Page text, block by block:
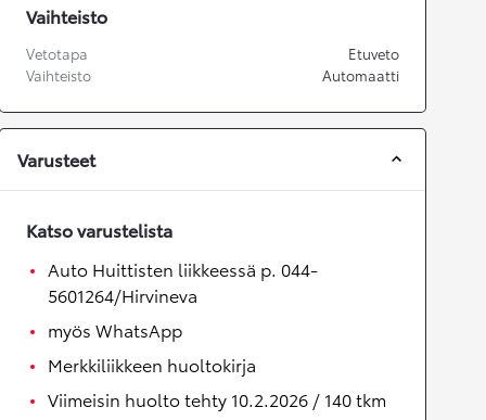
Vaihteisto
Vetotapa
Etuveto
Vaihteisto
Automaatti
Varusteet
Katso varustelista
Auto Huittisten liikkeessä p. 044-
5601264/Hirvineva
myös WhatsApp
Merkkiliikkeen huoltokirja
Viimeisin huolto tehty 10.2.2026 / 140 tkm